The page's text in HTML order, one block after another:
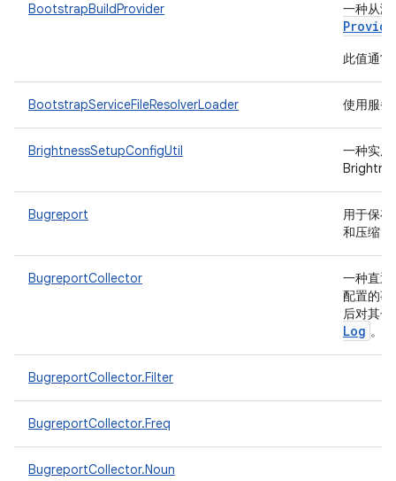
BootstrapBuildProvider 一种从
此值通
BootstrapServiceFileResolverLoader 使用服
BrightnessSetupConfigUtil
一种实用
Bugreport
用于保
和压缩
BugreportCollector
一种直通
配置的
后对其
Log 。
BugreportCollector.Filter
BugreportCollector.Freq
BugreportCollector.Noun